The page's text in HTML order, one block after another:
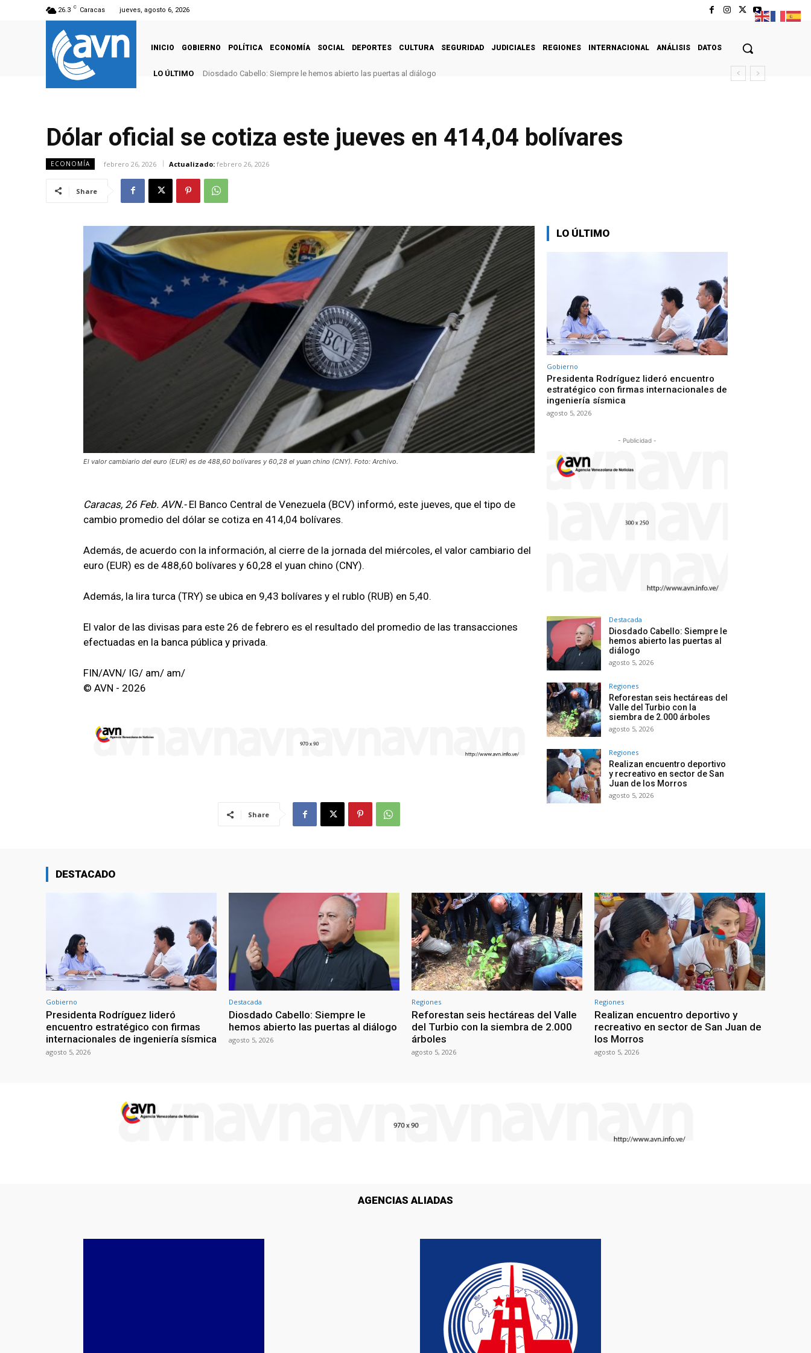
26.3 C Caracas jueves, agosto 6, 2026
INICIO GOBIERNO POLÍTICA ECONOMÍA SOCIAL DEPORTES CULTURA SEGURIDAD JUDICIALES REGIONES INTERNACIONAL ANÁLISIS DATOS
LO ÚLTIMO Diosdado Cabello: Siempre le hemos abierto las puertas al diálogo
Dólar oficial se cotiza este jueves en 414,04 bolívares
ECONOMÍA febrero 26, 2026 Actualizado: febrero 26, 2026
Share
El valor cambiario del euro (EUR) es de 488,60 bolívares y 60,28 el yuan chino (CNY). Foto: Archivo.
Caracas, 26 Feb. AVN.- El Banco Central de Venezuela (BCV) informó, este jueves, que el tipo de
cambio promedio del dólar se cotiza en 414,04 bolívares.
Además, de acuerdo con la información, al cierre de la jornada del miércoles, el valor cambiario del
euro (EUR) es de 488,60 bolívares y 60,28 el yuan chino (CNY).
Además, la lira turca (TRY) se ubica en 9,43 bolívares y el rublo (RUB) en 5,40.
El valor de las divisas para este 26 de febrero es el resultado del promedio de las transacciones
efectuadas en la banca pública y privada.
FIN/AVN/ IG/ am/ am/
© AVN - 2026
Share
LO ÚLTIMO
Gobierno
Presidenta Rodríguez lideró encuentro
estratégico con firmas internacionales de
ingeniería sísmica
agosto 5, 2026
- Publicidad -
Destacada
Diosdado Cabello: Siempre le
hemos abierto las puertas al
diálogo
agosto 5, 2026
Regiones
Reforestan seis hectáreas del
Valle del Turbio con la
siembra de 2.000 árboles
agosto 5, 2026
Regiones
Realizan encuentro deportivo
y recreativo en sector de San
Juan de los Morros
agosto 5, 2026
DESTACADO
Gobierno
Presidenta Rodríguez lideró
encuentro estratégico con firmas
internacionales de ingeniería sísmica
agosto 5, 2026
Destacada
Diosdado Cabello: Siempre le
hemos abierto las puertas al diálogo
agosto 5, 2026
Regiones
Reforestan seis hectáreas del Valle
del Turbio con la siembra de 2.000
árboles
agosto 5, 2026
Regiones
Realizan encuentro deportivo y
recreativo en sector de San Juan de
los Morros
agosto 5, 2026
AGENCIAS ALIADAS